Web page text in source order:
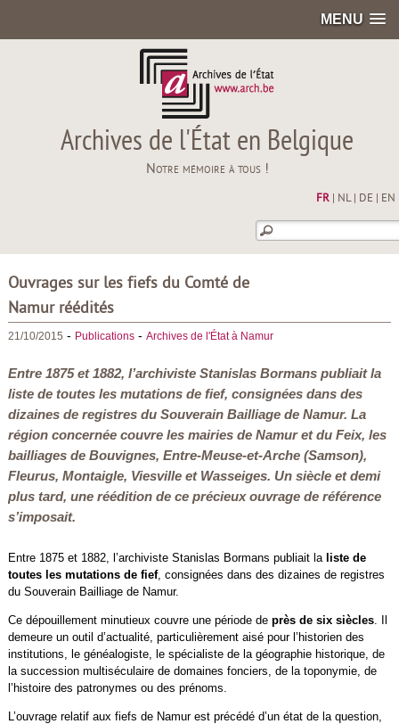
MENU
Archives de l'État en Belgique
Notre mémoire à tous !
FR| NL| DE EN
Ouvrages sur les fiefs du Comté de
Namur réédités
21/10/2015 - Publications- Archives de l'État à Namur
Entre 1875 et 1882, l’archiviste Stanislas Bormans publiait la
liste de toutes les mutations de fief, consignées dans des
dizaines de registres du Souverain Bailliage de Namur. La
région concernée couvre les mairies de Namur et du Feix, les
bailliages de Bouvignes, Entre-Meuse-et-Arche (Samson),
Fleurus, Montaigle, Viesville et Wasseiges. Un siècle et demi
plus tard, une réédition de ce précieux ouvrage de référence
s’imposait.
Entre 1875 et 1882, l’archiviste Stanislas Bormans publiait laliste de
toutes les mutations de fief, consignées dans des dizaines de registres
du Souverain Bailliage de Namur.
Ce dépouillement minutieux couvre une période de près de six siècles. Il
demeure un outil d’actualité, particulièrement aisé pour l’historien des
institutions, le généalogiste, le spécialiste de la géographie historique, de
la succession multiséculaire de domaines fonciers, de la toponymie, de
l’histoire des patronymes ou des prénoms.
L’ouvrage relatif aux fiefs de Namur est précédé d’un état de la question,